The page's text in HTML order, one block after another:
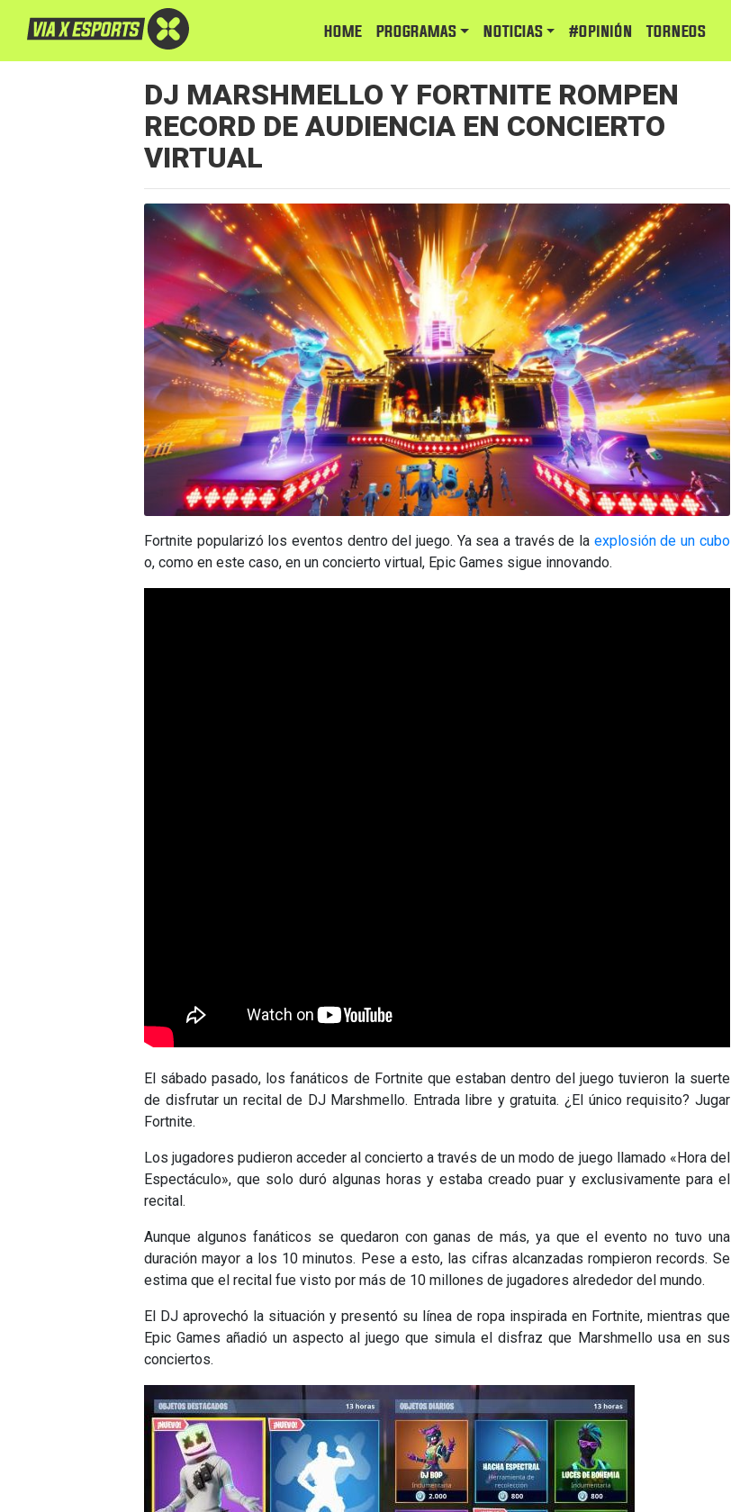
HOME PROGRAMAS NOTICIAS #Opinión TORNEOS
DJ MARSHMELLO Y FORTNITE ROMPEN
RECORD DE AUDIENCIA EN CONCIERTO
VIRTUAL
Fortnite popularizó los eventos dentro del juego. Ya sea a través de la explosión de un cubo
o, como en este caso, en un concierto virtual, Epic Games sigue innovando.
El sábado pasado, los fanáticos de Fortnite que estaban dentro del juego tuvieron la suerte
de disfrutar un recital de DJ Marshmello. Entrada libre y gratuita. ¿El único requisito? Jugar
Fortnite.
Los jugadores pudieron acceder al concierto a través de un modo de juego llamado «Hora del
Espectáculo», que solo duró algunas horas y estaba creado puar y exclusivamente para el
recital.
Aunque algunos fanáticos se quedaron con ganas de más, ya que el evento no tuvo una
duración mayor a los 10 minutos. Pese a esto, las cifras alcanzadas rompieron records. Se
estima que el recital fue visto por más de 10 millones de jugadores alrededor del mundo.
El DJ aprovechó la situación y presentó su línea de ropa inspirada en Fortnite, mientras que
Epic Games añadió un aspecto al juego que simula el disfraz que Marshmello usa en sus
conciertos.